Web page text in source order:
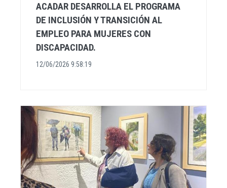
ACADAR DESARROLLA EL PROGRAMA
DE INCLUSIÓN Y TRANSICIÓN AL
EMPLEO PARA MUJERES CON
DISCAPACIDAD.
12/06/2026 9:58:19